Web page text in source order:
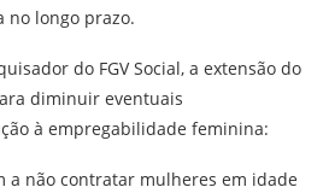
no longo prazo.
do FGV Social, a extensão do
diminuir eventuais
à empregabilidade feminina:
a não contratar mulheres em idade